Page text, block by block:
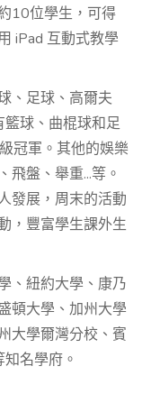
10位學生，可得
iPad 互動式教學
、足球、高爾夫
籃球、曲棍球和足
冠軍。其他的娛樂
飛盤、舉重...等。
發展，周末的活動
，豐富學生課外生
、紐約大學、康乃
頓大學、加州大學
大學爾灣分校、賓
名學府。